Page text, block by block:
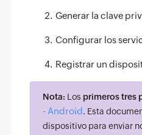
Generar la clave
Configurar los
Registrar un
Nota: Los primeros tres
- Android . Esta
dispositivo para enviar